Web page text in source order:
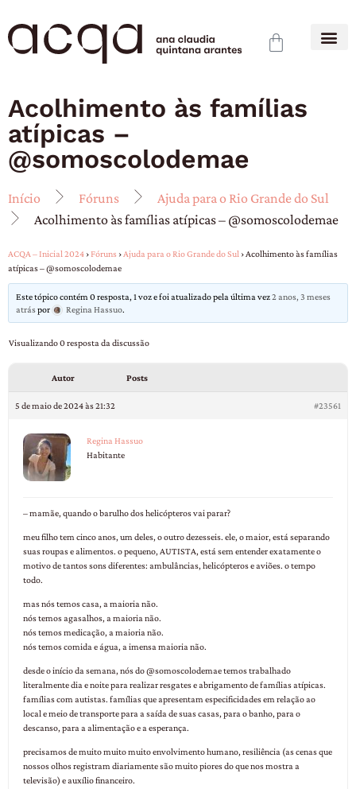
Acolhimento às famílias
atípicas –
@somoscolodemae
Início Fóruns
Ajuda para o Rio Grande do Sul
Acolhimento às famílias atípicas – @somoscolodemae
ACQA – Inicial 2024 ›Fóruns › Ajuda para o Rio Grande do Sul › Acolhimento às famílias
atípicas – @somoscolodemae
Este tópico contém 0 resposta, 1 voz e foi atualizado pela última vez2 anos, 3 meses
atráspor Regina Hassuo.
Visualizando 0 resposta da discussão
Autor Posts
5 de maio de 2024 às 21:32 #23561
Regina Hassuo
Habitante
– mamãe, quando o barulho dos helicópteros vai parar?
meu filho tem cinco anos, um deles, o outro dezesseis. ele, o maior, está separando
suas roupas e alimentos. o pequeno, AUTISTA, está sem entender exatamente o
motivo de tantos sons diferentes: ambulâncias, helicópteros e aviões. o tempo
todo.
mas nós temos casa, a maioria não.
nós temos agasalhos, a maioria não.
nós temos medicação, a maioria não.
nós temos comida e água, a imensa maioria não.
desde o início da semana, nós do @somoscolodemae temos trabalhado
literalmente dia e noite para realizar resgates e abrigamento de famílias atípicas.
famílias com autistas. famílias que apresentam especificidades em relação ao
local e meio de transporte para a saída de suas casas, para o banho, para o
descanso, para a alimentação e a esperança.
precisamos de muito muito muito envolvimento humano, resiliência (as cenas que
nossos olhos registram diariamente são muito piores do que nos mostra a
televisão) e auxílio financeiro.